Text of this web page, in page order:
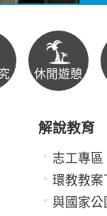
休閒遊憩
解說教育
志工專區
環教教案
與國家公